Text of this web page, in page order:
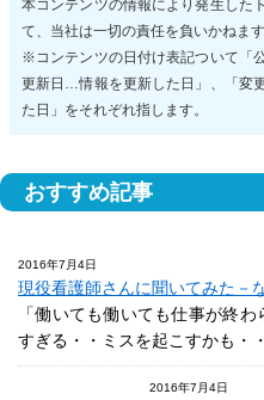
本コンテンツの情報により発生した
て、当社は一切の責任を負いかねま
※コンテンツの日付け表記ついて「
更新日…情報を更新した日」、「変
た日」をそれぞれ指します。
おすすめ記事
2016年7月4日
現役看護師さんに聞いてみた－
「働いても働いても仕事が終
すぎる・・ミスを起こすかも・
2016年7月4日